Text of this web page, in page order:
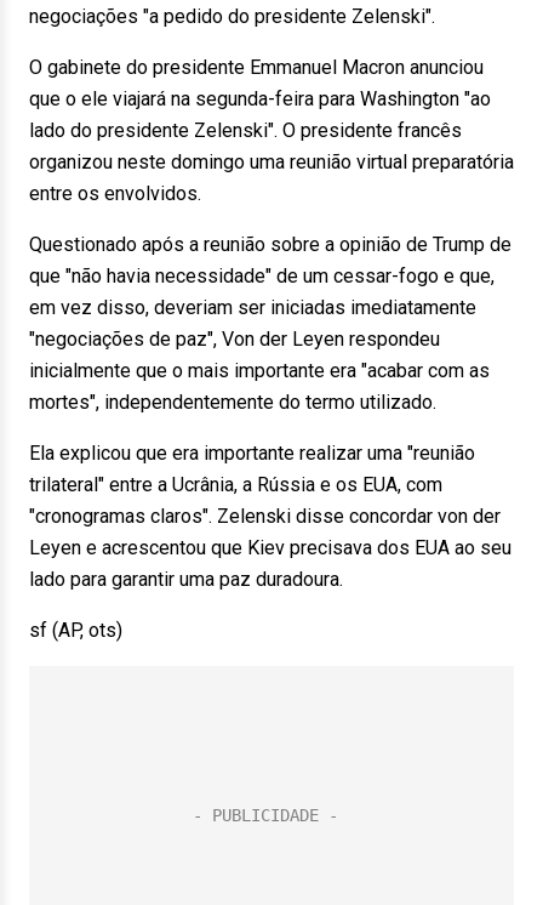
negociações "a pedido do presidente Zelenski".
O gabinete do presidente Emmanuel Macron anunciou
que o ele viajará na segunda-feira para Washington "ao
lado do presidente Zelenski". O presidente francês
organizou neste domingo uma reunião virtual preparatória
entre os envolvidos.
Questionado após a reunião sobre a opinião de Trump de
que "não havia necessidade" de um cessar-fogo e que,
em vez disso, deveriam ser iniciadas imediatamente
"negociações de paz", Von der Leyen respondeu
inicialmente que o mais importante era "acabar com as
mortes", independentemente do termo utilizado.
Ela explicou que era importante realizar uma "reunião
trilateral" entre a Ucrânia, a Rússia e os EUA, com
"cronogramas claros". Zelenski disse concordar von der
Leyen e acrescentou que Kiev precisava dos EUA ao seu
lado para garantir uma paz duradoura.
sf (AP, ots)